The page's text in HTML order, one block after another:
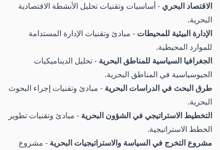
الاقتصاد البحري - أساسيات وتقنيات تحليل الأنشطة الاقتصادية
البحرية.
الإدارة البيئية للمحيطات - مبادئ وتقنيات الإدارة المستدامة
للموارد المحيطية.
الجغرافيا السياسية للمناطق البحرية - تحليل الديناميكيات
الجيوسياسية في المناطق البحرية.
طرق البحث في الدراسات البحرية - مبادئ وتقنيات إجراء البحوث
البحرية.
التخطيط الاستراتيجي في الشؤون البحرية - مبادئ وتقنيات تطوير
الخطط الاستراتيجية.
مشروع التخرج في السياسة والاستراتيجيات البحرية - مشروع